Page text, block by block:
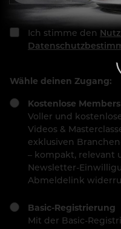
Ich stimme den
Wähle deinen Zugang:
Kostenlose
Voller und
Videos &
exklusiven
– kompakt, relevant
Newsletter-
Abmeldelink
Basic-Registrierung
Mit der Basic-